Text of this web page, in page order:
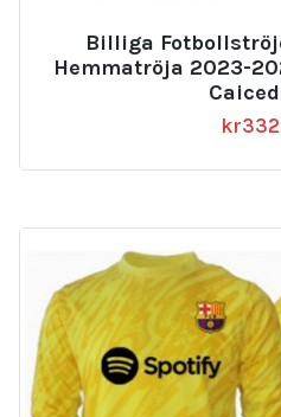
Billiga
Hemmatröja 2023-
kr